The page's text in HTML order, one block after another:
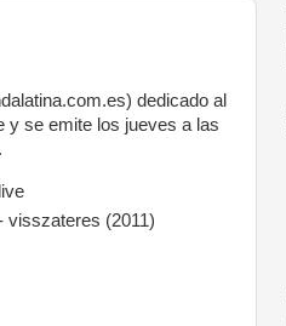
dedicado al
y se emite los jueves a las
visszateres (2011)